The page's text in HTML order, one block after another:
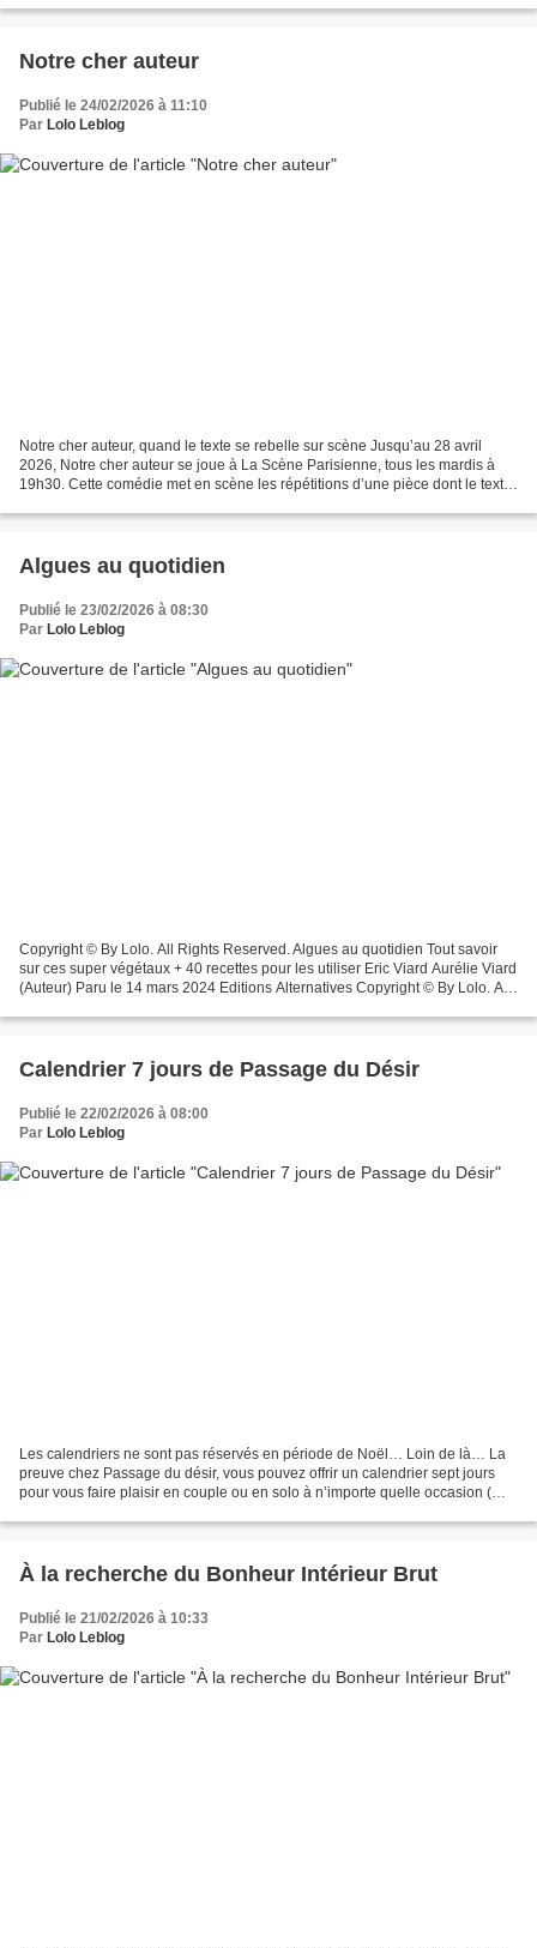
Notre cher auteur
Publié le 24/02/2026 à 11:10
Par Lolo Leblog
Notre cher auteur, quand le texte se rebelle sur scène Jusqu’au 28 avril
2026, Notre cher auteur se joue à La Scène Parisienne, tous les mardis à
19h30. Cette comédie met en scène les répétitions d’une pièce dont le texte,
Algues au quotidien
Publié le 23/02/2026 à 08:30
Par Lolo Leblog
Copyright © By Lolo. All Rights Reserved. Algues au quotidien Tout savoir
sur ces super végétaux + 40 recettes pour les utiliser Eric Viard Aurélie Viard
(Auteur) Paru le 14 mars 2024 Editions Alternatives Copyright © By Lolo. All
Calendrier 7 jours de Passage du Désir
Publié le 22/02/2026 à 08:00
Par Lolo Leblog
Les calendriers ne sont pas réservés en période de Noël… Loin de là… La
preuve chez Passage du désir, vous pouvez offrir un calendrier sept jours
pour vous faire plaisir en couple ou en solo à n’importe quelle occasion (
À la recherche du Bonheur Intérieur Brut
Publié le 21/02/2026 à 10:33
Par Lolo Leblog